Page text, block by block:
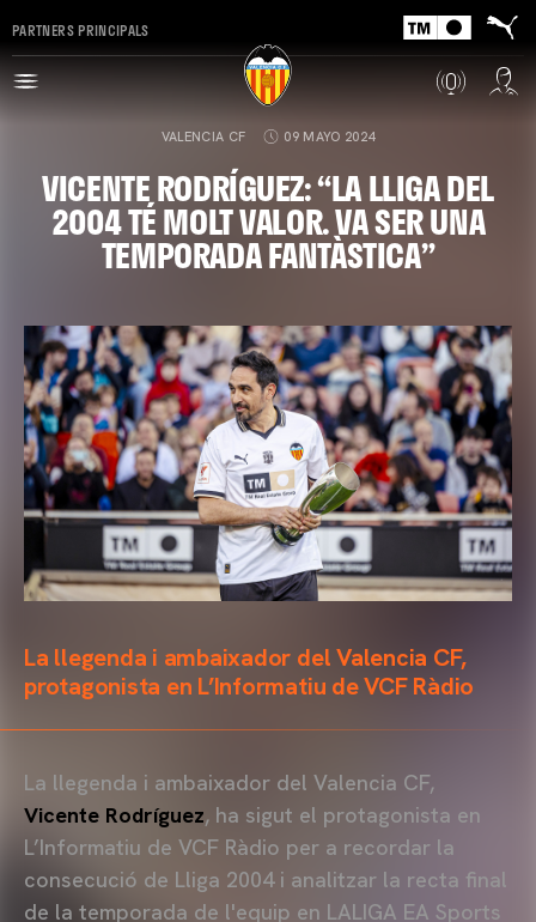
PARTNERS PRINCIPALS
VALENCIA CF 09 MAYO 2024
VICENTE RODRÍGUEZ: “LA LLIGA DEL
2004 TÉ MOLT VALOR. VA SER UNA
TEMPORADA FANTÀSTICA”
La llegenda i ambaixador del Valencia CF,
protagonista en L’Informatiu de VCF Ràdio
La llegenda i ambaixador del Valencia CF,
Vicente Rodríguez, ha sigut el protagonista en
L’Informatiu de VCF Ràdio per a recordar la
consecució de Lliga 2004 i analitzar la recta final
de la temporada de l'equip en LALIGA EA Sports